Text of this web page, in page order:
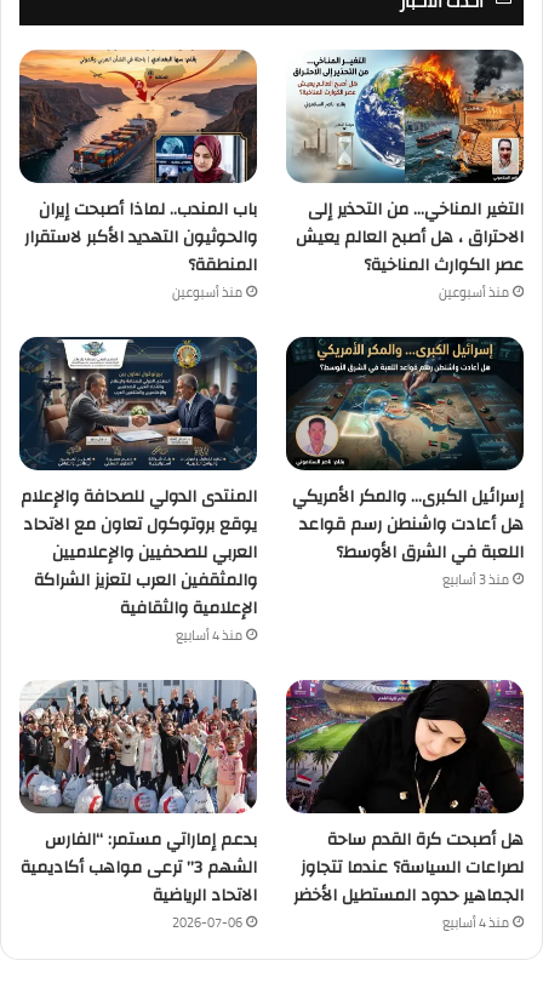
التغير المناخي… من التحذير إلى
الاحتراق ، هل أصبح العالم يعيش
عصر الكوارث المناخية؟
منذ أسبوعين
باب المندب.. لماذا أصبحت إيران
والحوثيون التهديد الأكبر لاستقرار
المنطقة؟
منذ أسبوعين
إسرائيل الكبرى… والمكر الأمريكي
هل أعادت واشنطن رسم قواعد
اللعبة في الشرق الأوسط؟
منذ 3 أسابيع
المنتدى الدولي للصحافة والإعلام
يوقع بروتوكول تعاون مع الاتحاد
العربي للصحفيين والإعلاميين
والمثقفين العرب لتعزيز الشراكة
الإعلامية والثقافية
منذ 4 أسابيع
هل أصبحت كرة القدم ساحة
لصراعات السياسة؟ عندما تتجاوز
الجماهير حدود المستطيل الأخضر
منذ 4 أسابيع
بدعم إماراتي مستمر: “الفارس
الشهم 3” ترعى مواهب أكاديمية
الاتحاد الرياضية
2026-07-06